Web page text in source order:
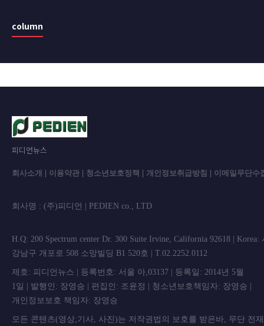
column
피디언뉴스
회사소개 이용약관 청소년보호정책 개인정보취급방침 이메일무단수
회사명 : (주)피디언 | PEDIEN co.,
H.Q: 200 Spectrum center Dr. 300 Suite Irvine, California 92618 | Korea:
강남구 개포로 508 소망빌딩 B1 520호 | T.02.2252.0112
제호: 피디언뉴스 | 등록번호: 서울 아,03137 | 등록일: 2014년 5월
1일 | 발행인: 장영승 | 편집인: 조윤정 | 청소년보호책임자: 장영승 |
개인정보보호 책임자: 장영승
모든 콘텐츠(영상,기사, 사진)는 저작권법의 보호를 받은바, 무단 전